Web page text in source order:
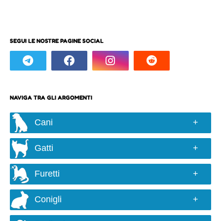
SEGUI LE NOSTRE PAGINE SOCIAL
NAVIGA TRA GLI ARGOMENTI
Cani
Razze e taglie
Scelta del cane
Alimentazione
Comportamento ed educazione
Igiene e cura
Salute
Gatti
Razze
Colori e genetica
Alimentazione
Comportamento
Furetti
Conosciamoli
Alimentazione
Conigli